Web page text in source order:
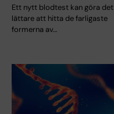
Ett nytt blodtest kan göra det
lättare att hitta de farligaste
formerna av…